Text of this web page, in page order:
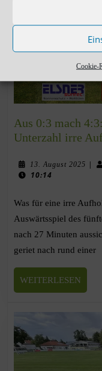
Cookie-
Aus 0:3 mach
Unterzahl irre
13. August 2025 |
10:14
Was für eine irre
Auswärtsspiel des
nach 27 Minuten
geriet nach rund einer
WEITERLESEN